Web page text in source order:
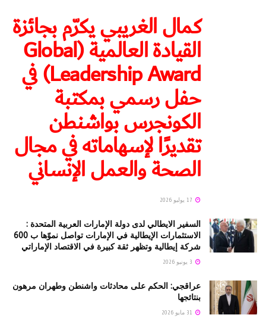
كمال الغريبي يكرّم بجائزة
القيادة العالمية (Global
Leadership Award) في
حفل رسمي بمكتبة
الكونجرس بواشنطن
تقديرًا لإسهاماته في مجال
الصحة والعمل الإنساني
السفير الايطالي لدى دولة الإمارات العربية المتحدة :
الاستثمارات الإيطالية في الإمارات تواصل نموّها ب 600
شركة إيطالية وتظهر ثقة كبيرة في الاقتصاد الإماراتي
عراقجي: الحكم على محادثات واشنطن وطهران مرهون
بنتائجها